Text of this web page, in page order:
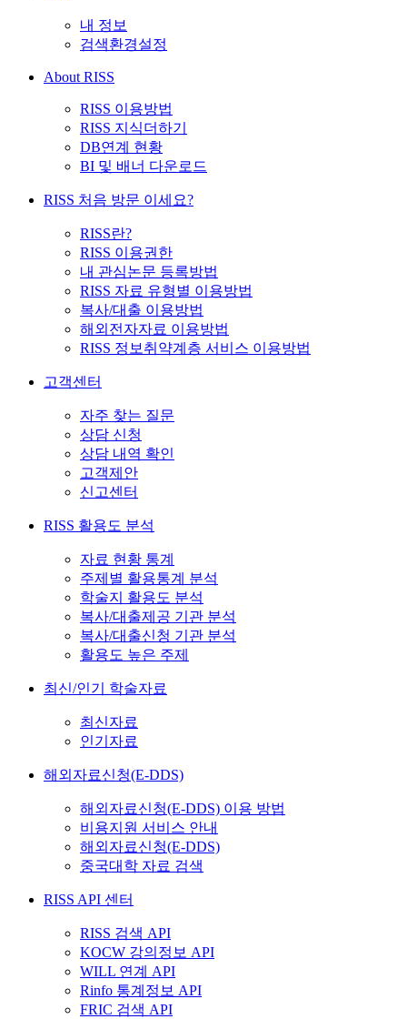
내 정보
검색환경설정
About RISS
RISS 이용방법
RISS 지식더하기
DB연계 현황
BI 및 배너 다운로드
RISS 처음 방문 이세요?
RISS란?
RISS 이용권한
내 관심논문 등록방법
RISS 자료 유형별 이용방법
복사/대출 이용방법
해외전자자료 이용방법
RISS 정보취약계층 서비스 이용방법
고객센터
자주 찾는 질문
상담 신청
상담 내역 확인
고객제안
신고센터
RISS 활용도 분석
자료 현황 통계
주제별 활용통계 분석
학술지 활용도 분석
복사/대출제공 기관 분석
복사/대출신청 기관 분석
활용도 높은 주제
최신/인기 학술자료
최신자료
인기자료
해외자료신청(E-DDS)
해외자료신청(E-DDS) 이용 방법
비용지원 서비스 안내
해외자료신청(E-DDS)
중국대학 자료 검색
RISS API 센터
RISS 검색 API
KOCW 강의정보 API
WILL 연계 API
Rinfo 통계정보 API
FRIC 검색 API